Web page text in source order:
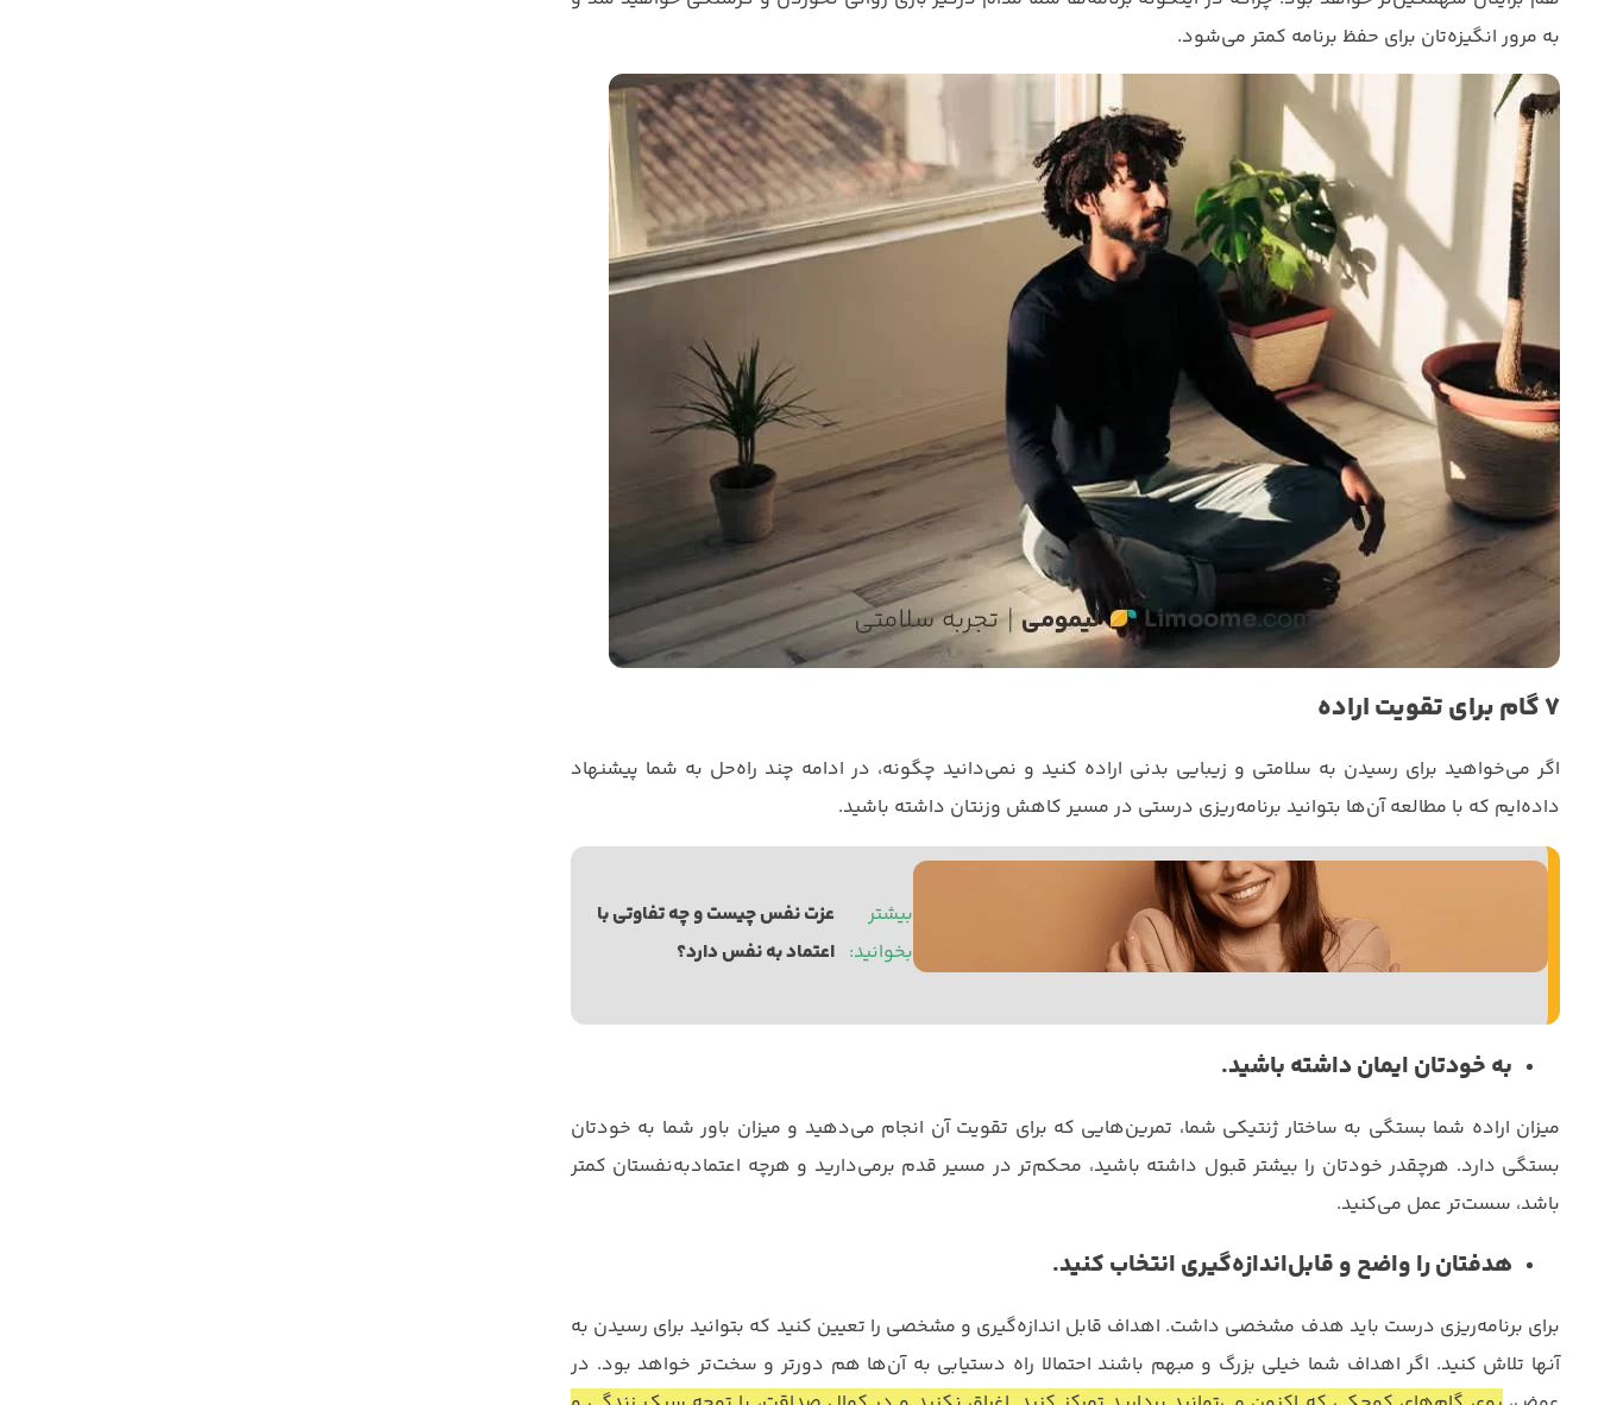
به مرور انگیزه‌تان برای حفظ برنامه کمتر می‌شود.
7 گام برای تقویت اراده
اگر می‌خواهید برای رسیدن به سلامتی و زیبایی بدنی اراده کنید و نمی‌دانید چگونه، در ادامه چند راه‌حل به شما پیشنهاد
داده‌ایم که با مطالعه آن‌ها بتوانید برنامه‌ریزی درستی در مسیر کاهش وزنتان داشته باشید.
بیشتر
بخوانید: اعتماد به نفس دارد؟
به خودتان ایمان داشته باشید.
میزان اراده شما بستگی به ساختار ژنتیکی شما، تمرین‌هایی که برای تقویت آن انجام می‌دهید و میزان باور شما به خودتان
بستگی دارد. هرچقدر خودتان را بیشتر قبول داشته باشید، محکم‌تر در مسیر قدم برمی‌دارید و هرچه اعتمادبه‌نفستان کمتر
باشد، سست‌تر عمل می‌کنید.
هدفتان را واضح و قابل‌اندازه‌گیری انتخاب کنید.
برای برنامه‌ریزی درست باید هدف مشخصی داشت. اهداف قابل اندازه‌گیری و مشخصی را تعیین کنید که بتوانید برای رسیدن به
آنها تلاش کنید. اگر اهداف شما خیلی بزرگ و مبهم باشند احتمالا راه دستیابی به آن‌ها هم دورتر و سخت‌تر خواهد بود. در